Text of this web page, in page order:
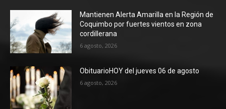
Mantienen Alerta Amarilla en la Región de
Coquimbo por fuertes vientos en zona
cordillerana
6 agosto, 2026
ObituarioHOY del jueves 06 de agosto
6 agosto, 2026